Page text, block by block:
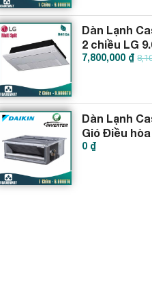
Dàn Lạnh
2 chiều LG
7,800,000 ₫
Dàn Lạnh
Gió Điều
9.000BTU
0 ₫